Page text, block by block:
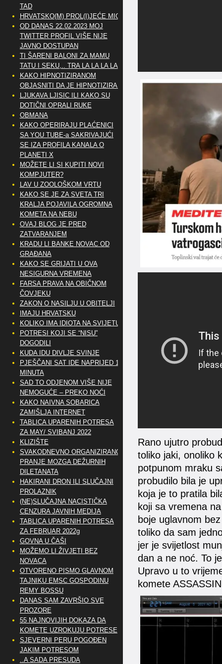
Rano ujutro
toliko jaki, onoliko
potpunom mraku
probudilo bila je
koja je to pratila
koji sa vremena
boje uglavnom
toliko da sam
jer je svijetlost
dan a ne noć. To
Upravo u to
komete ASSASSIN
TAD
HRVATSKO(M) PROL(I)JEĆE MIG
OD DANAS 22.02.2023 MOJ
TWITTER PROFIL VIŠE NIJE
JAVNO DOSTUPAN
TI ŠARENI BALONI ZA MAMU
TATU I SEKU,.. TRA LA LA LA LA
KAKO HIPNOTIZIRANOM
OBJASNITI DA JE HIPNOTIZIRAN
LJUKAVA LJISIC ILI KAKO SU
DOTIČNI OPRALI RUKE
OBMANA
KAKO OPERIRAJU PLAĆENICI
SA YOU TUBE-a SAKRIVAJUĆI
SE IZA PROFILA KANALA O
PLANETI X
MOŽETE LI SI KUPITI NOVI
KOMPJUTER?
LAV U ZOOLOŠKOM VRTU
KAKO SE JE ZA SVETA TRI
KRALJA POJAVILA OGROMNA
KOMETA NA NEBU
OVAJ BLOG JE PRED
ZATVARANJEM
KRADU LI BANKE NOVAC OD
GRAĐANA
KAKO SE GRIJATI U OVA
NESIGURNA VREMENA
FARSA PRAVA NA OBIČNOM
ČOVJEKU
ZAKON O NASILJU U OBITELJI
IMAJU HRVATSKU
KOLIKO IMA IDIOTA NA SVIJETU?
POTRESI KOJI SE “NISU”
DOGODILI
KUDA IDU DIVLJE SVINJE
PJEŠČANI SAT IDE NAPRIJED 10
MINUTA
SAD TO ODJENOM VIŠE NIJE
NEMOGUĆE – PREKO NOĆI
KAKO NAIVNA SOBARICA
ZAMIŠLJA INTERNET
TABLICA UPARENIH POTRESA
ZA MAY/ SVIBANJ 2022
KLIZIŠTE
SVAKODNEVNO ORGANIZIRANO
PRANJE MOZGA DEŽURNIH
DILETANATA
HAKIRANI DRON ILI SLUČAJNI
PROLAZNIK
(NE)SLUČAJNA NACISTIČKA
CENZURA JAVNIH MEDIJA
TABLICA UPARENIH POTRESA
ZA FEBRUAR 2022g
GOVNA U ČAŠI
MOŽEMO LI ŽIVJETI BEZ
NOVACA
OTVORENO PISMO GLAVNOM
TAJNIKU EMSC GOSPODINU
REMY BOSSU
DANAS SAM ZAVRŠIO SVE
PROZORE
55 NAJNOVIJIH DOKAZA DA
KOMETE UZROKUJU POTRESE
SJEVERNI PERU POGOĐEN
JAKIM POTRESOM
..A SADA PRESUDA